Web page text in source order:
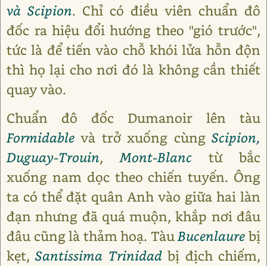
và Scipion. Chỉ có điều viên chuẩn đô
đốc ra hiệu đổi hướng theo "gió trước",
tức là để tiến vào chỗ khói lửa hỗn độn
thì họ lại cho nơi đó là không cần thiết
quay vào.
Chuẩn đô đốc Dumanoir lên tàu
Formidable và trở xuống cùng Scipion,
Duguay-Trouin,Mont-Blanc từ bắc
xuống nam dọc theo chiến tuyến. Ông
ta có thể đặt quân Anh vào giữa hai làn
đạn nhưng đã quá muộn, khắp nơi đâu
đâu cũng là thảm hoạ. TàuBucenlaure bị
kẹt,Santissima Trinidadbị địch chiếm,